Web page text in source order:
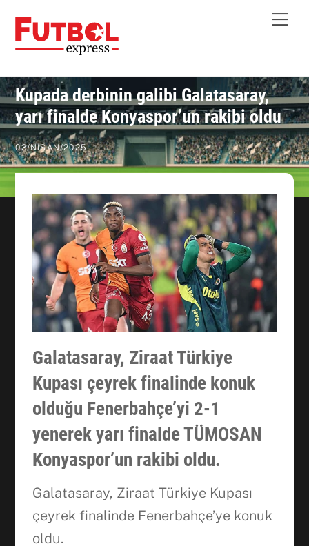
content
Kupada derbinin galibi Galatasaray,
yarı finalde Konyaspor’un rakibi oldu
03/NISAN/2025
Galatasaray, Ziraat Türkiye
Kupası çeyrek finalinde konuk
olduğu Fenerbahçe’yi 2-1
yenerek yarı finalde TÜMOSAN
Konyaspor’un rakibi oldu.
Galatasaray, Ziraat Türkiye Kupası
çeyrek finalinde Fenerbahçe’ye konuk
oldu.